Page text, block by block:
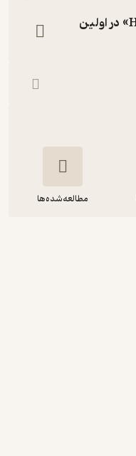
تخفیف با کد «HIFIDIBO» در اولین
مطالعه‌شده‌ها